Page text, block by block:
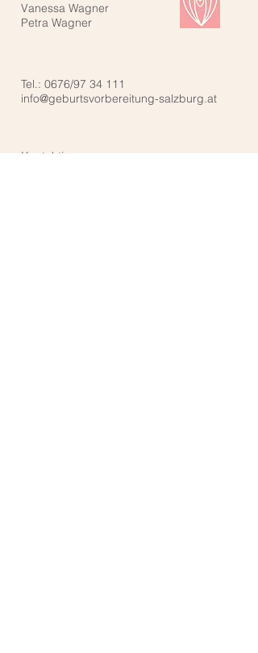
Kontaktiere uns:
Vanessa Wagner
Petra Wagner
Tel.: 0676/97 34 111
info@geburtsvorbereitung-salzburg.at